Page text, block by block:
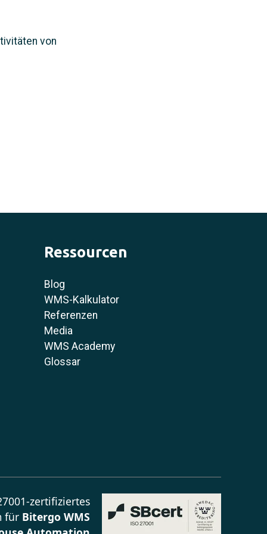
von
Ressourcen
Blog
WMS-Kalkulator
Referenzen
Media
WMS Academy
Glossar
zertifiziertes
für Bitergo WMS